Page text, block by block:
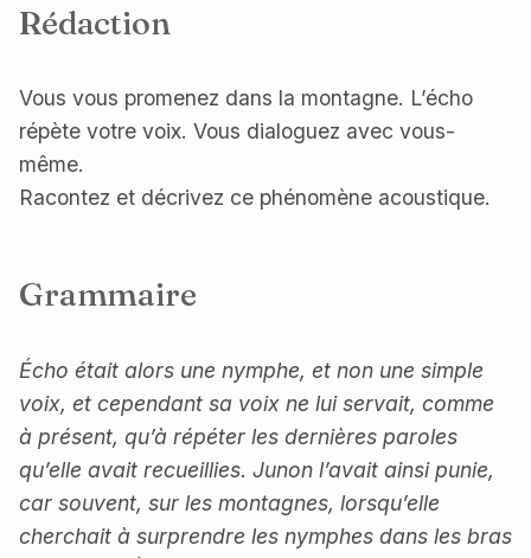
Rédaction
Vous vous promenez dans la montagne. L’écho
répète votre voix. Vous dialoguez avec vous-
même.
Racontez et décrivez ce phénomène acoustique.
Grammaire
Écho était alors une nymphe, et non une simple
voix, et cependant sa voix ne lui servait, comme
à présent, qu’à répéter les dernières paroles
qu’elle avait recueillies. Junon l’avait ainsi punie,
car souvent, sur les montagnes, lorsqu’elle
cherchait à surprendre les nymphes dans les bras